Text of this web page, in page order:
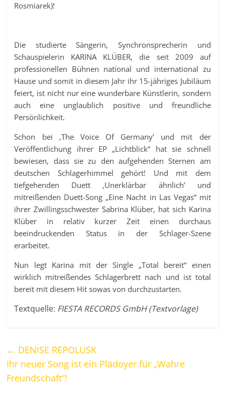
Rosmiarek)!
Die studierte Sängerin, Synchronsprecherin und
Schauspielerin KARINA KLÜBER, die seit 2009 auf
professionellen Bühnen national und international zu
Hause und somit in diesem Jahr ihr 15-jähriges Jubiläum
feiert, ist nicht nur eine wunderbare Künstlerin, sondern
auch eine unglaublich positive und freundliche
Persönlichkeit.
Schon bei ‚The Voice Of Germany’ und mit der
Veröffentlichung ihrer EP „Lichtblick“ hat sie schnell
bewiesen, dass sie zu den aufgehenden Sternen am
deutschen Schlagerhimmel gehört! Und mit dem
tiefgehenden Duett ‚Unerklärbar ähnlich’ und
mitreißenden Duett-Song „Eine Nacht in Las Vegas“ mit
ihrer Zwillingsschwester Sabrina Klüber, hat sich Karina
Klüber in relativ kurzer Zeit einen durchaus
beeindruckenden Status in der Schlager-Szene
erarbeitet.
Nun legt Karina mit der Single „Total bereit“ einen
wirklich mitreißendes Schlagerbrett nach und ist total
bereit mit diesem Hit sowas von durchzustarten.
Textquelle: FIESTA RECORDS GmbH (Textvorlage)
← DENISE REPOLUSK
Ihr neuer Song ist ein Plädoyer für „Wahre
Freundschaft“!